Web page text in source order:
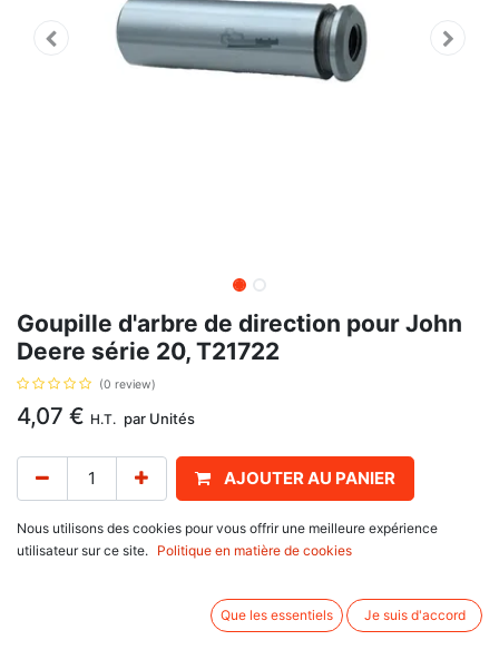
Goupille d'arbre de direction pour John
Deere série 20, T21722
(0 review)
4,07 € H.T. par Unités
AJOUTER AU PANIER
Délai de livraison : 1 semaine
Nous utilisons des cookies pour vous offrir une meilleure expérience
utilisateur sur ce site.
Politique en matière de cookies
Que les essentiels Je suis d'accord